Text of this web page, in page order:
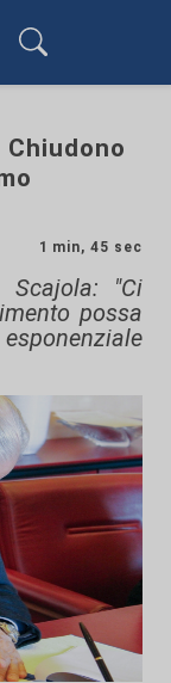
1 min, 45 sec
Scajola: "Ci
possa